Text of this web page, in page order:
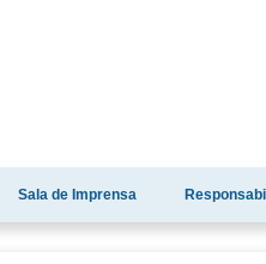
Sala de Imprensa